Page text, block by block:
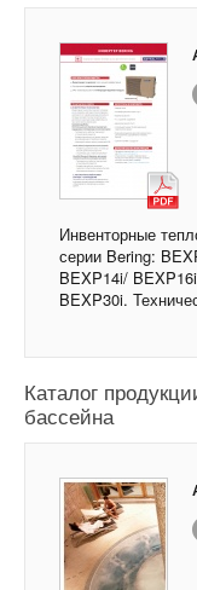
Инвенторные
серии Bering:
BEXP14i/
BEXP30i.
Каталог
бассейна